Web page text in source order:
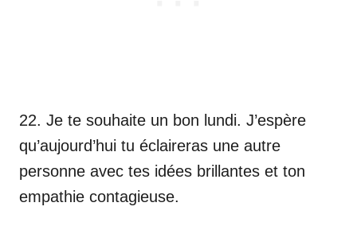
22. Je te souhaite un bon lundi. J’espère
qu’aujourd’hui tu éclaireras une autre
personne avec tes idées brillantes et ton
empathie contagieuse.